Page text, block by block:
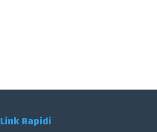
Link Rapidi